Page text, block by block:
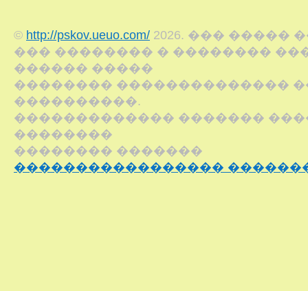
© http://pskov.ueuo.com/ 2026. ��� �����
��� �������� � ��������
������ �����
�������� ��������������
����������.
������������� �������
��������
�������� �������
�����������������